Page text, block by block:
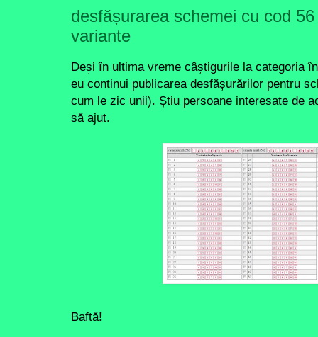
desfășurarea schemei cu cod
variante
Deși în ultima vreme câștigurile la categoria
eu continui publicarea desfășurărilor pentru
cum le zic unii). Știu persoane interesate de
să ajut.
Baftă!